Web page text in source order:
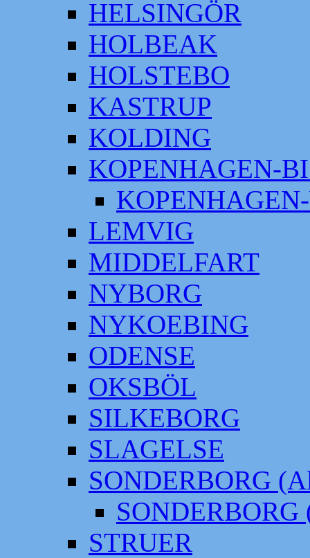
HELSINGÖR
HOLBEAK
HOLSTEBO
KASTRUP
KOLDING
KOPENHAGEN-
LEMVIG
MIDDELFART
NYBORG
NYKOEBING
ODENSE
OKSBÖL
SILKEBORG
SLAGELSE
SONDERBORG
SONDERBORG
STRUER